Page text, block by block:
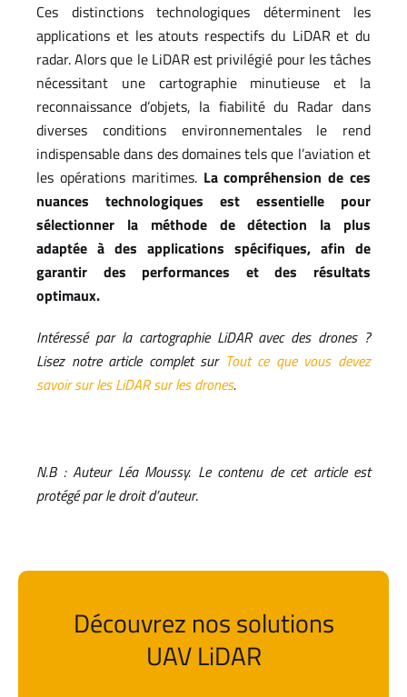
Ces distinctions technologiques déterminent les
applications et les atouts respectifs du LiDAR et du
radar. Alors que le LiDAR est privilégié pour les tâches
nécessitant une cartographie minutieuse et la
reconnaissance d’objets, la fiabilité du Radar dans
diverses conditions environnementales le rend
indispensable dans des domaines tels que l’aviation et
les opérations maritimes. La compréhension de ces
nuances technologiques est essentielle pour
sélectionner la méthode de détection la plus
adaptée à des applications spécifiques, afin de
garantir des performances et des résultats
optimaux.
Intéressé par la cartographie LiDAR avec des drones ?
Lisez notre article complet sur Tout ce que vous devez
savoir sur les LiDAR sur les drones.
N.B : Auteur Léa Moussy. Le contenu de cet article est
protégé par le droit d’auteur.
Découvrez nos solutions
UAV LiDAR